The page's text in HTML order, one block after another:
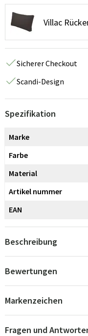
Villac
Sicherer Checkout
Scandi-Design
Spezifikation
Marke
Farbe
Material
Artikel nummer
EAN
Beschreibung
Bewertungen
Markenzeichen
Fragen und